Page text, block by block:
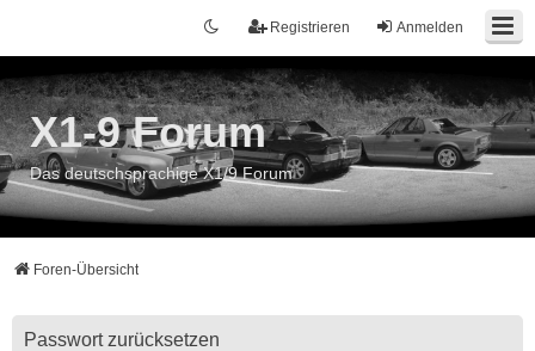
Anmelden
Registrieren
X1-9 Forum
Das deutschsprachige X1/9 Forum
Foren-Übersicht
Passwort zurücksetzen